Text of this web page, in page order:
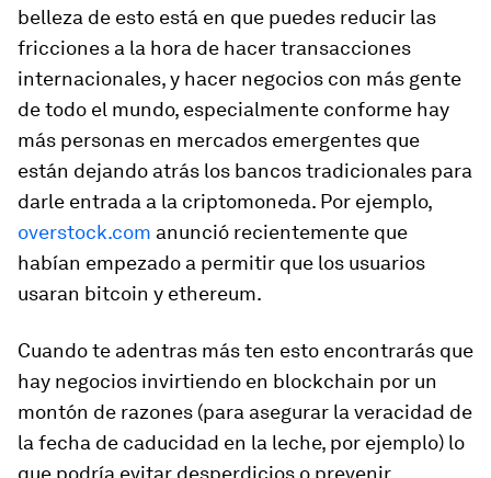
belleza de esto está en que puedes reducir las
fricciones a la hora de hacer transacciones
internacionales, y hacer negocios con más gente
de todo el mundo, especialmente conforme hay
más personas en mercados emergentes que
están dejando atrás los bancos tradicionales para
darle entrada a la criptomoneda. Por ejemplo,
overstock.com anunció recientemente que
habían empezado a permitir que los usuarios
usaran bitcoin y ethereum.
Cuando te adentras más ten esto encontrarás que
hay negocios invirtiendo en blockchain por un
montón de razones (para asegurar la veracidad de
la fecha de caducidad en la leche, por ejemplo) lo
que podría evitar desperdicios o prevenir